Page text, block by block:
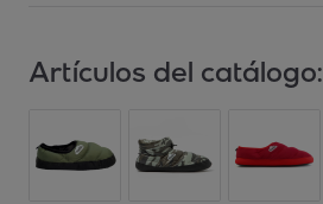
Artículos del catálogo: